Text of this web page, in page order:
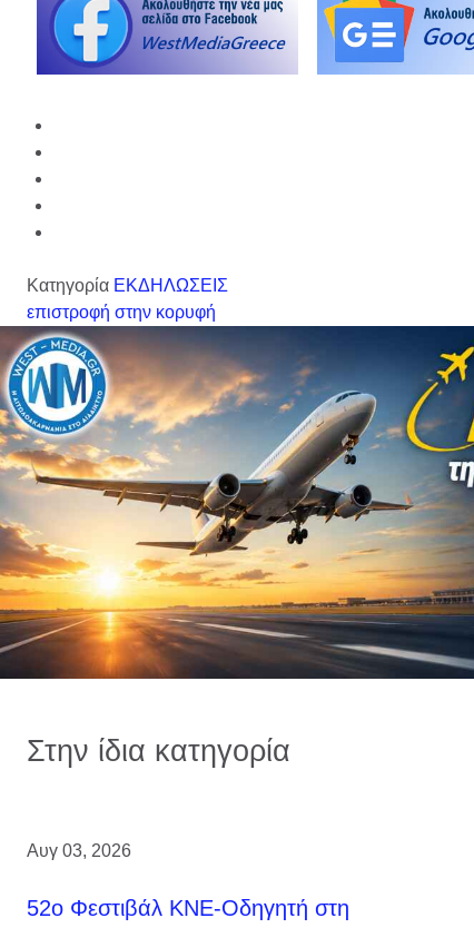
Κατηγορία ΕΚΔΗΛΩΣΕΙΣ
επιστροφή στην κορυφή
Στην ίδια κατηγορία
Αυγ 03, 2026
52ο Φεστιβάλ ΚΝΕ-Οδηγητή στη